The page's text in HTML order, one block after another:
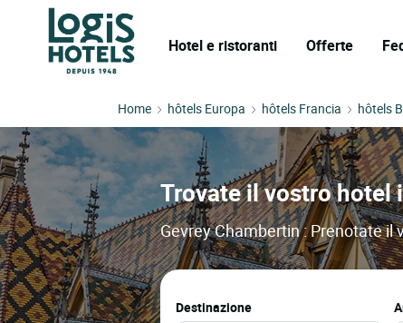
Hotel e ristoranti Offerte
Home hôtels Europa hôtels Francia hôtels
Trovate il vostro hotel
Gevrey Chambertin : Prenotate
Destinazione